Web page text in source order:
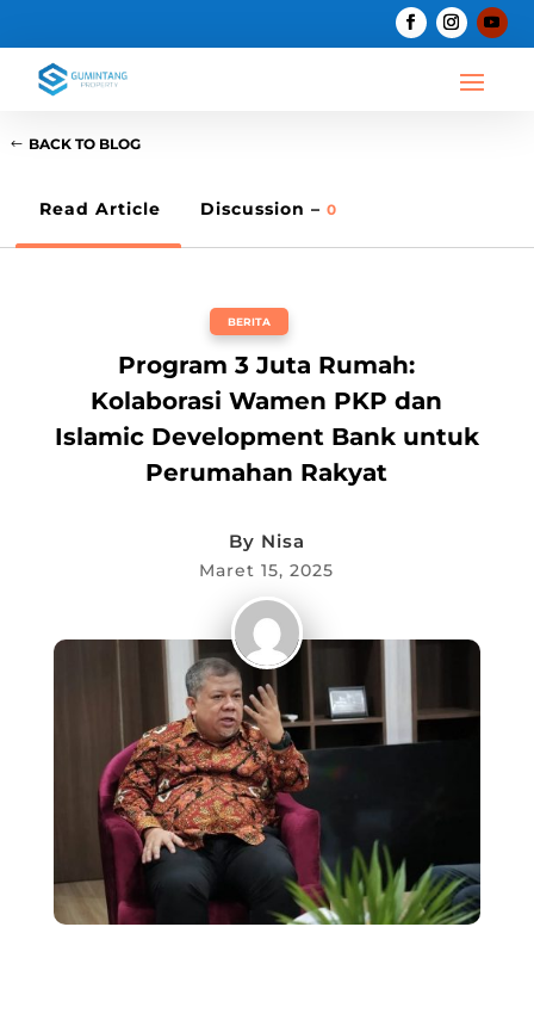
BACK TO BLOG
Read Article Discussion – 0
BERITA
Program 3 Juta Rumah:
Kolaborasi Wamen PKP dan
Islamic Development Bank untuk
Perumahan Rakyat
By Nisa
Maret 15, 2025